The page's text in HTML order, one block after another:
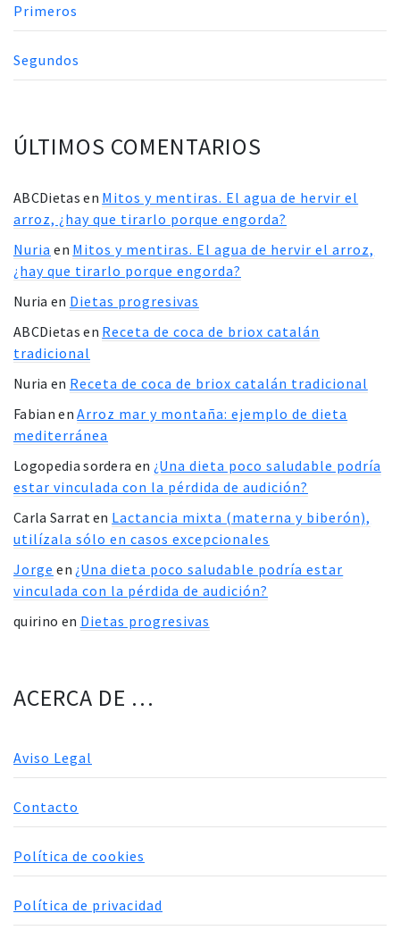
Primeros
Segundos
ÚLTIMOS COMENTARIOS
ABCDietas en Mitos y mentiras. El agua de hervir el
arroz, ¿hay que tirarlo porque engorda?
Nuria en Mitos y mentiras. El agua de hervir el arroz,
¿hay que tirarlo porque engorda?
Nuria en Dietas progresivas
ABCDietas en Receta de coca de briox catalán
tradicional
Nuria en Receta de coca de briox catalán tradicional
Fabian enArroz mar y montaña: ejemplo de dieta
mediterránea
Logopedia sordera en ¿Una dieta poco saludable podría
estar vinculada con la pérdida de audición?
Carla Sarrat en Lactancia mixta (materna y biberón),
utilízala sólo en casos excepcionales
Jorge en ¿Una dieta poco saludable podría estar
vinculada con la pérdida de audición?
quirino en Dietas progresivas
ACERCA DE …
Aviso Legal
Contacto
Política de cookies
Política de privacidad